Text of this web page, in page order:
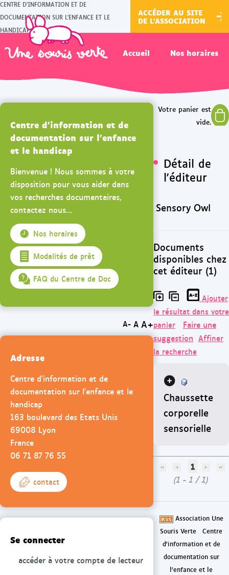
CENTRE D'INFORMATION ET DE
DOCUMENTATION SUR L'ENFANCE ET LE
HANDICAP
ACCÉDER AU SITE
DE L'ASSOCIATION
Accueil Nos horaires
Détail de
l'éditeur
Sensory Owl
Documents
disponibles chez
cet éditeur (1)
Ajouter
le résultat dans votre
panier
Faire une
suggestion Affiner
la recherche
Chaussette
corporelle
sensorielle
1
(1 - 1 / 1)
Association Une
Souris Verte
Centre
d'information et de
documentation sur
l'enfance et le
Centre d'information et de
documentation sur l'enfance
et le handicap
Bienvenue ! Nous sommes à votre
disposition pour vous aider dans
vos recherches documentaires,
contactez nous...
Nos horaires
Modalités de prêt
FAQ du Centre de Doc
A- A A+
Adresse
Centre d'information et de
documentation sur l'enfance et le
handicap
163 boulevard des Etats Unis
69008 Lyon
France
06 71 87 76 55
contact
Se connecter
accéder à votre compte de lecteur